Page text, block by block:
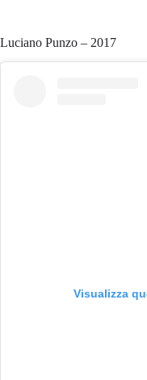
Luciano Punzo – 2017
Visualizza